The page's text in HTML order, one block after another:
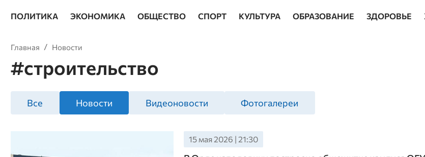
ПОЛИТИКА ЭКОНОМИКА ОБЩЕСТВО СПОРТ КУЛЬТУРА ОБРАЗОВАНИЕ ЗДОРОВЬЕ
Главная Новости
#строительство
Все Новости Видеоновости Фотогалереи
15 мая 2026 | 21:30